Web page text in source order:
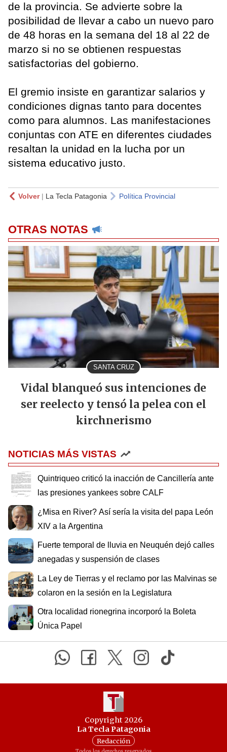
de la provincia. Se advierte sobre la
posibilidad de llevar a cabo un nuevo paro
de 48 horas en la semana del 18 al 22 de
marzo si no se obtienen respuestas
satisfactorias del gobierno.
El gremio insiste en garantizar salarios y
condiciones dignas tanto para docentes
como para alumnos. Las manifestaciones
conjuntas con ATE en diferentes ciudades
resaltan la unidad en la lucha por un
sistema educativo justo.
Volver| La Tecla Patagonia Política Provincial
OTRAS NOTAS
SANTA CRUZ
Vidal blanqueó sus intenciones de
ser reelecto y tensó la pelea con el
kirchnerismo
NOTICIAS MÁS VISTAS
Quintriqueo criticó la inacción de Cancillería ante
las presiones yankees sobre CALF
¿Misa en River? Así sería la visita del papa León
XIV a la Argentina
Fuerte temporal de lluvia en Neuquén dejó calles
anegadas y suspensión de clases
La Ley de Tierras y el reclamo por las Malvinas se
colaron en la sesión en la Legislatura
Otra localidad rionegrina incorporó la Boleta
Única Papel
Copyright 2026
La Tecla Patagonia
Redacción